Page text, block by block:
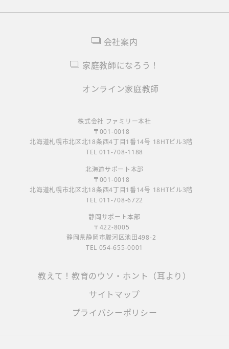
オンライン家庭教師
家庭教師になろう！
会社案内
株式会社 ファミリー本社
〒001-0018
北海道札幌市北区北18条西4丁目1番14号 18HTビル3階
TEL 011-708-1188
北海道サポート本部
〒001-0018
北海道札幌市北区北18条西4丁目1番14号 18HTビル3階
TEL 011-708-6722
静岡サポート本部
〒422-8005
静岡県静岡市駿河区池田498-2
TEL 054-655-0001
プライバシーポリシー
サイトマップ
教えて！教育のウソ・ホント（耳より）